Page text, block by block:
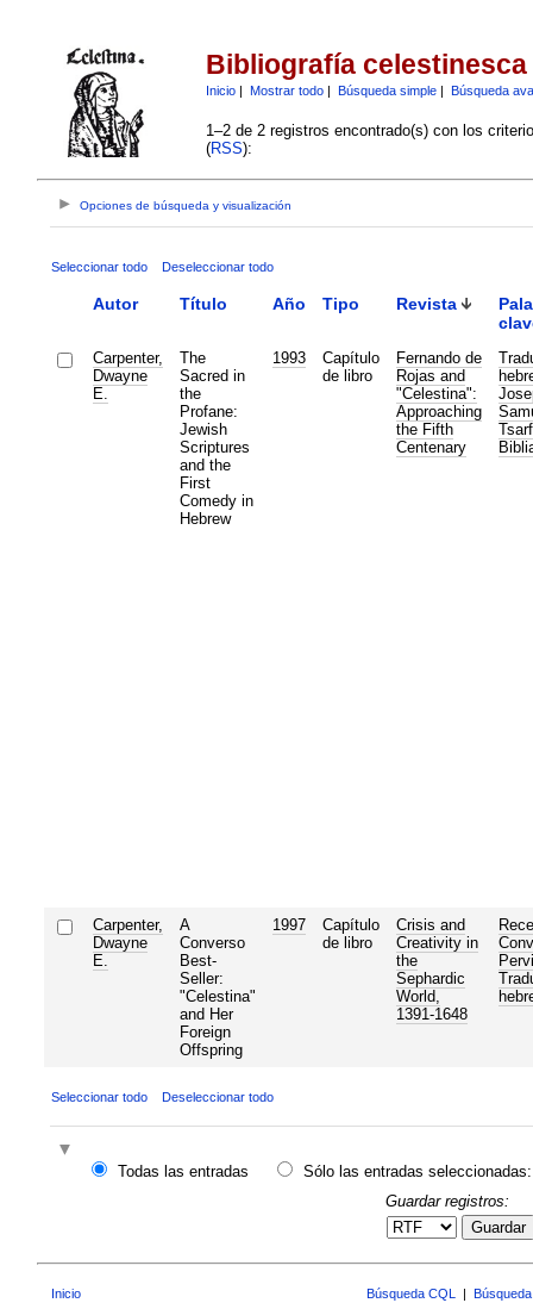
Bibliografía celestinesca
Inicio| Mostrar todo| Búsqueda simple| Búsqueda
1–2 de 2 registros encontrado(s) con los
(RSS):
Opciones de búsqueda y visualización
Seleccionar todo Deseleccionar todo
Autor Título Año Tipo Revista
Carpenter,
Dwayne
E.
The
Sacred in
the
Profane:
Jewish
Scriptures
and the
First
Comedy in
Hebrew
1993
Capítulo
de libro
Fernando de
Rojas and
"Celestina":
Approaching
the Fifth
Centenary
Carpenter,
Dwayne
E.
A
Converso
Best-
Seller:
"Celestina"
and Her
Foreign
Offspring
1997
Capítulo
de libro
Crisis and
Creativity in
the
Sephardic
World,
1391-1648
Seleccionar todo Deseleccionar todo
Todas las entradas
Sólo las entradas seleccionadas:
Guardar registros:
Guardar
Inicio Búsqueda CQL